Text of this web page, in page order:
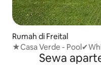
Rumah di Freital
★Casa Verde -
Sewa